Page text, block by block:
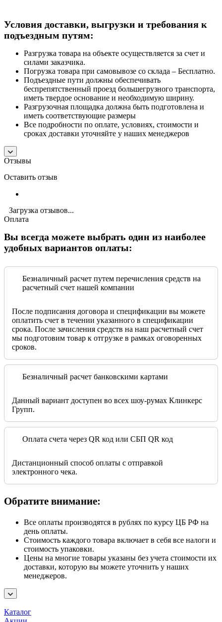
Условия доставки, выгрузки и требования к
подъездным путям:
Разгрузка товара на объекте осуществляется за счет и
силами заказчика.
Погрузка товара при самовывозе со склада – Бесплатно.
Подъездные пути должны обеспечивать
беспрепятственный проезд большегрузного транспорта,
иметь твердое основание и необходимую ширину.
Разгрузочная площадка должна быть подготовлена и
иметь соответствующие размеры
Все подробности по оплате, условиях, стоимости и
сроках доставки уточняйте у наших менеджеров
Отзывы
Оставить отзыв
Загрузка отзывов...
Оплата
Вы всегда можете выбрать один из наиболее
удобных вариантов оплаты:
Безналичный расчет путем перечисления средств на
расчетный счет нашей компании
После подписания договора и спецификации вы можете
оплатить счет в течении указанного в спецификации
срока. После зачисления средств на наш расчетный счет
мы подготовим товар к отгрузке в рамках оговоренных
сроков.
Безналичный расчет банковскими картами
Данный вариант доступен во всех шоу-румах Клинкерс
Групп.
Оплата счета через QR код или СБП QR код
Дистанционный способ оплаты с отправкой
электронного чека.
Обратите внимание:
Все оплаты производятся в рублях по курсу ЦБ РФ на
день оплаты.
Стоимость каждого товара включает в себя все налоги и
стоимость упаковки.
Цены на многие товары указаны без учета стоимости их
доставки, которую вы можете уточнить у наших
менеджеров.
Каталог